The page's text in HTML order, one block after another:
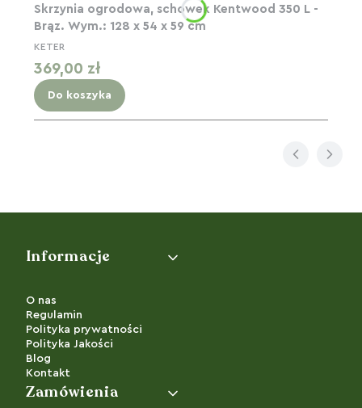
Skrzynia ogrodowa, schowek Kentwood 350 L -
Brąz. Wym.: 128 x 54 x 59 cm
KETER
Cena
369,00 zł
Do koszyka
Linki w stopce
Informacje
O nas
Regulamin
Polityka prywatności
Polityka Jakości
Blog
Kontakt
Zamówienia